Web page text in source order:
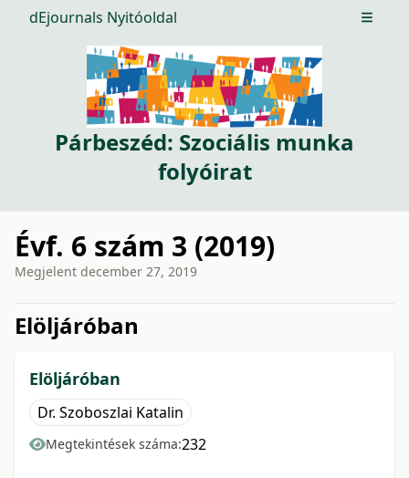
dEjournals Nyitóoldal Open
Párbeszéd: Szociális munka
folyóirat
Évf. 6 szám 3 (2019)
Megjelent december 27, 2019
Elöljáróban
Elöljáróban
Dr. Szoboszlai Katalin
Megtekintések száma:232